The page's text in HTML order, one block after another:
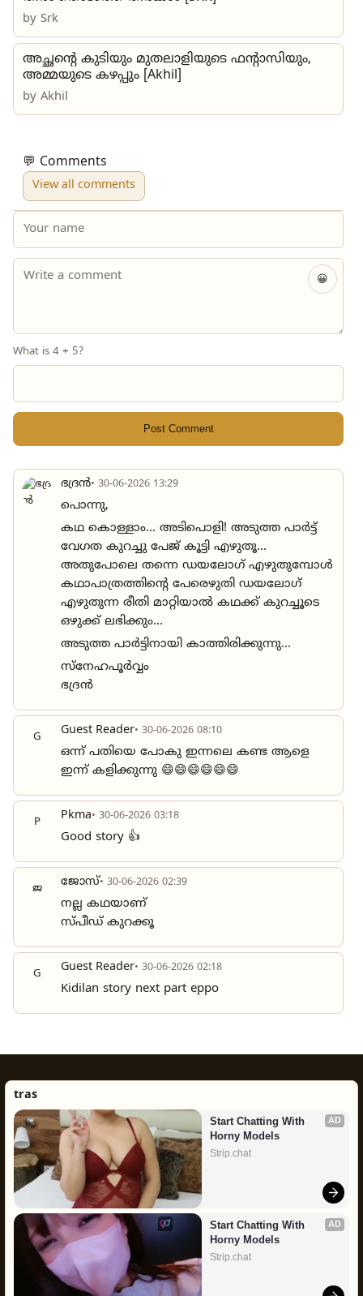
by Srk
അച്ഛന്റെ കുടിയും മുതലാളിയുടെ ഫന്റാസിയും,
അമ്മയുടെ കഴപ്പും [Akhil]
by Akhil
💬 Comments
View all comments
😀
What is 4 + 5?
Post Comment
ഭദ്രൻ• 30-06-2026 13:29
പൊന്നു,
കഥ കൊള്ളാം... അടിപൊളി! അടുത്ത പാർട്ട്‌
വേഗത കുറച്ചു പേജ് കൂട്ടി എഴുതൂ...
അതുപോലെ തന്നെ ഡയലോഗ് എഴുതുമ്പോൾ
കഥാപാത്രത്തിന്റെ പേരെഴുതി ഡയലോഗ്
എഴുതുന്ന രീതി മാറ്റിയാൽ കഥക്ക് കുറച്ചൂടെ
ഒഴുക്ക് ലഭിക്കും...
അടുത്ത പാർട്ടിനായി കാത്തിരിക്കുന്നു...
സ്നേഹപൂർവ്വം
ഭദ്രൻ
G Guest Reader• 30-06-2026 08:10
ഒന്ന് പതിയെ പോകു ഇന്നലെ കണ്ട ആളെ
ഇന്ന് കളിക്കുന്നു 😄😄😄😄😄😄
P Pkma• 30-06-2026 03:18
Good story 👍
ജ ജോസ്• 30-06-2026 02:39
നല്ല കഥയാണ്
സ്പീഡ് കുറക്കൂ
G Guest Reader• 30-06-2026 02:18
Kidilan story next part eppo
tras
AD
Start Chatting With
Horny Models
Strip.chat
AD
Start Chatting With
Horny Models
Strip.chat